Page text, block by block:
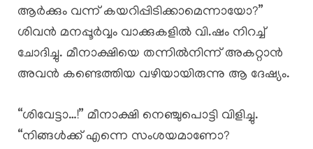
ആർക്കും വന്ന് കയറിപ്പിടിക്കാമെന്നായോ?”
ശിവൻ മനപ്പൂർവ്വം വാക്കുകളിൽ വി.ഷം നിറച്ച്
ചോദിച്ചു. മീനാക്ഷിയെ തന്നിൽനിന്ന് അകറ്റാൻ
അവൻ കണ്ടെത്തിയ വഴിയായിരുന്നു ആ ദേഷ്യം.
“ശിവേട്ടാ…!” മീനാക്ഷി നെഞ്ചുപൊട്ടി വിളിച്ചു.
“നിങ്ങൾക്ക് എന്നെ സംശയമാണോ?